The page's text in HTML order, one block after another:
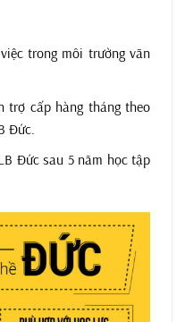
trong môi trường văn
trợ cấp hàng tháng theo
Đức.
Đức sau 5 năm học tập